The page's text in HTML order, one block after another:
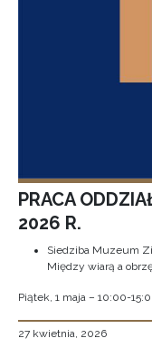
PRACA
2026 R.
Siedziba Muzeum
Między wiarą a
Piątek, 1 maja – 10:00-
27 kwietnia, 2026